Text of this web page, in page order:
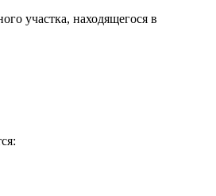
участка, находящегося в